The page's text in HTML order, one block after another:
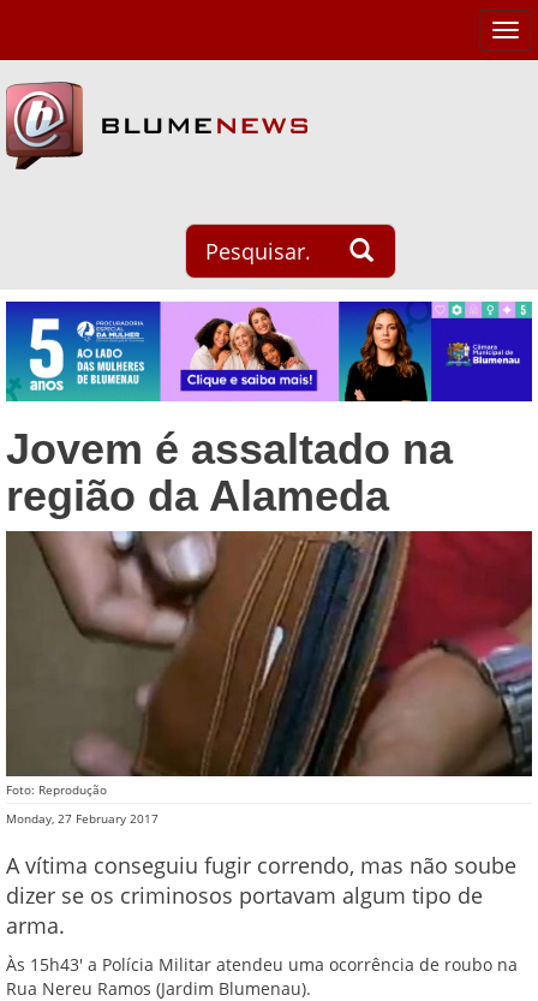
Jovem é assaltado na
região da Alameda
Foto: Reprodução
Monday, 27 February 2017
A vítima conseguiu fugir correndo, mas não soube
dizer se os criminosos portavam algum tipo de
arma.
Às 15h43' a Polícia Militar atendeu uma ocorrência de roubo na
Rua Nereu Ramos (Jardim Blumenau).